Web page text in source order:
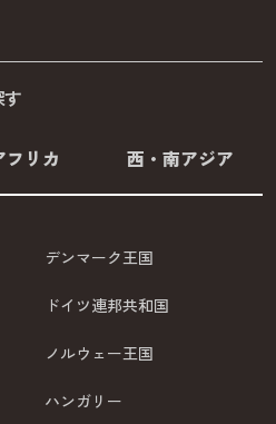
フリカ 西・南アジア
デンマーク王国
ドイツ連邦共和国
ノルウェー王国
ハンガリー